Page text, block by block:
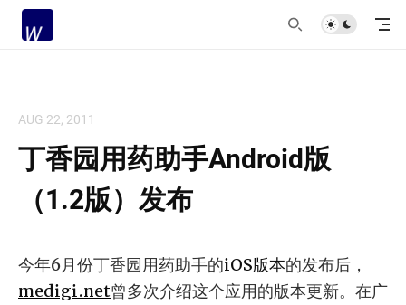
AUG 22, 2011
丁香园用药助手Android版
（1.2版）发布
今年6月份丁香园用药助手的iOS版本的发布后，
medigi.net曾多次介绍这个应用的版本更新。在广